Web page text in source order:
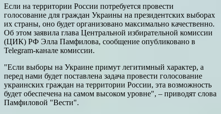
Если на территории России потребуется провести
голосование для граждан Украины на президентских выборах
их страны, оно будет организовано максимально качественно.
Об этом заявила глава Центральной избирательной комиссии
(ЦИК) РФ Элла Памфилова, сообщение опубликовано в
Telegram-канале комиссии.
"Если выборы на Украине примут легитимный характер, а
перед нами будет поставлена задача провести голосование
украинских граждан на территории России, эта возможность
будет обеспечена на самом высоком уровне", – приводят слова
Памфиловой "Вести".